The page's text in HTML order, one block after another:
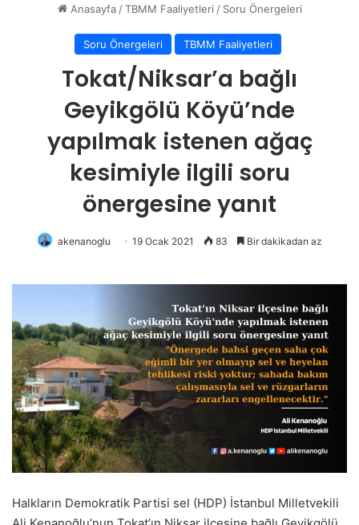
Anasayfa / TBMM Faaliyetleri / Soru Önergeleri
Soru Önergeleri TBMM Faaliyetleri
Tokat/Niksar’a bağlı
Geyikgölü Köyü’nde
yapılmak istenen ağaç
kesimiyle ilgili soru
önergesine yanıt
akenanoglu 19 Ocak 2021 83 Bir dakikadan az
Halkların Demokratik Partisi sel (HDP) İstanbul Milletvekili